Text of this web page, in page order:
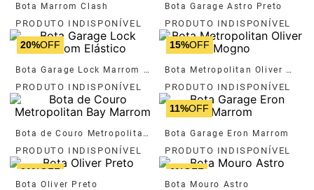
Bota Marrom Clash Bota Garage Astro Preto
20%OFF
Bota Garage Lock Marrom Elástico
15%OFF
Bota Metropolitan Oliver Mogno
Bota de Couro Metropolitan Bay Marrom
11%OFF
Bota Garage Eron Marrom
21%OFF
Bota Oliver Preto
6%OFF
Bota Mouro Astro